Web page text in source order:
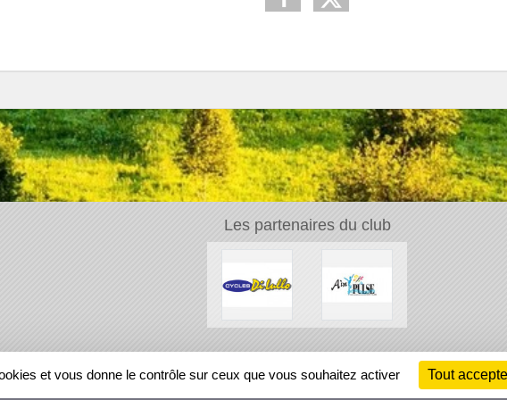
Les partenaires du club
et vous donne le contrôle sur ceux que vous souhaitez activer Tout